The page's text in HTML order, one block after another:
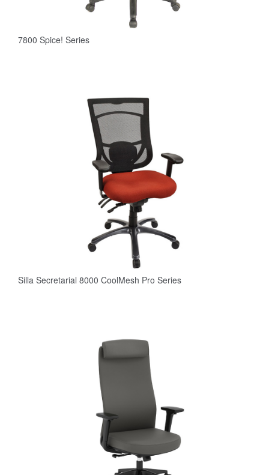
7800 Spice! Series
Silla Secretarial 8000 CoolMesh Pro Series